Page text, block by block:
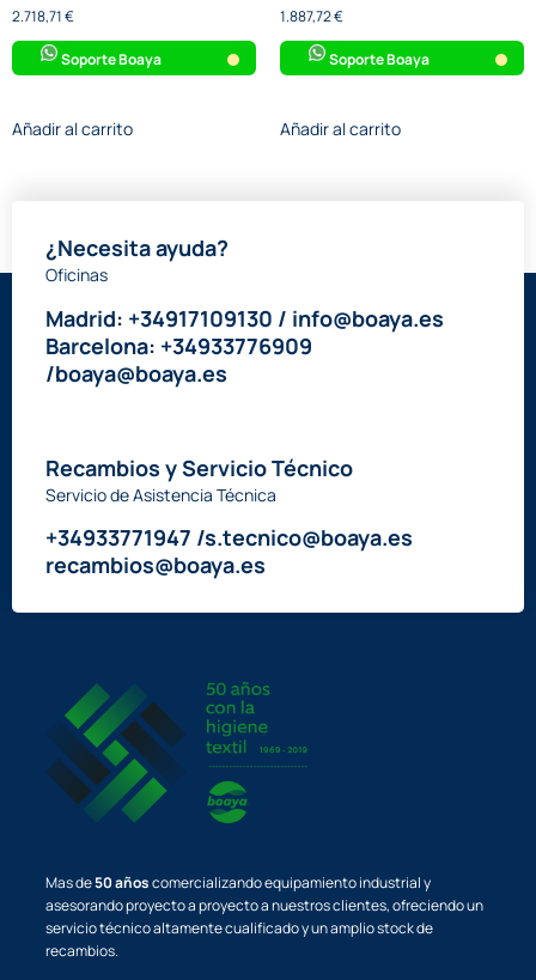
2.718,71€
Soporte Boaya
Añadir al carrito
1.887,72€
Soporte Boaya
Añadir al carrito
¿Necesita ayuda?
Oficinas
Madrid: +34917109130 / info@boaya.es
Barcelona: +34933776909
/boaya@boaya.es
Recambios y Servicio Técnico
Servicio de Asistencia Técnica
+34933771947 /s.tecnico@boaya.es
recambios@boaya.es
Mas de50 añoscomercializando equipamiento industrial y
asesorando proyecto a proyecto a nuestros clientes, ofreciendo un
servicio técnico altamente cualificado y un amplio stock de
recambios.